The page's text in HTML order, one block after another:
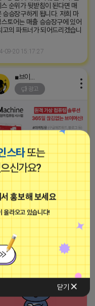
스타또는
신가요?
홍보해 보세요
올라오고 있습니다!
닫기
순위가 뒷받침이 된다면 매
승승장구하게 됩니다. 저희 마
스토어는 매출 승승장구에 있어
고의 파트너가 되어드리겠습니
09-20 15:17:27
광고
불문, 약정없는 고정공인IP가
09-05 19:01:58
비공개